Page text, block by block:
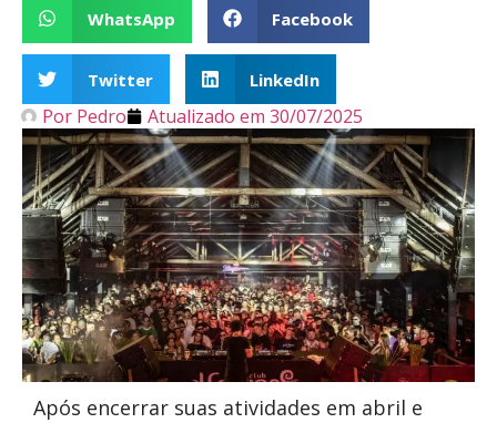
WhatsApp Facebook
Twitter LinkedIn
Por Pedro Atualizado em 30/07/2025
Após encerrar suas atividades em abril e